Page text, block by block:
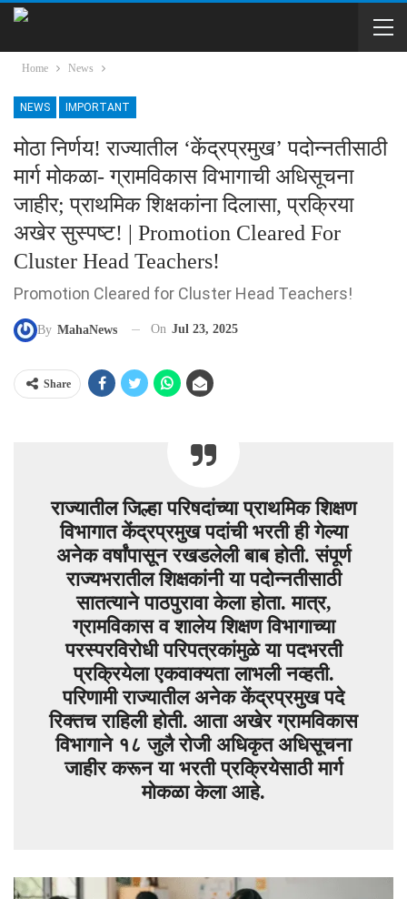
Home News
NEWS IMPORTANT
मोठा निर्णय! राज्यातील ‘केंद्रप्रमुख’ पदोन्नतीसाठी
मार्ग मोकळा- ग्रामविकास विभागाची अधिसूचना
जाहीर; प्राथमिक शिक्षकांना दिलासा, प्रक्रिया
अखेर सुस्पष्ट! | Promotion Cleared For
Cluster Head Teachers!
Promotion Cleared for Cluster Head Teachers!
By MahaNews On Jul 23, 2025
Share
राज्यातील जिल्हा परिषदांच्या प्राथमिक शिक्षण
विभागात केंद्रप्रमुख पदांची भरती ही गेल्या
अनेक वर्षांपासून रखडलेली बाब होती. संपूर्ण
राज्यभरातील शिक्षकांनी या पदोन्नतीसाठी
सातत्याने पाठपुरावा केला होता. मात्र,
ग्रामविकास व शालेय शिक्षण विभागाच्या
परस्परविरोधी परिपत्रकांमुळे या पदभरती
प्रक्रियेला एकवाक्यता लाभली नव्हती.
परिणामी राज्यातील अनेक केंद्रप्रमुख पदे
रिक्तच राहिली होती. आता अखेर ग्रामविकास
विभागाने १८ जुलै रोजी अधिकृत अधिसूचना
जाहीर करून या भरती प्रक्रियेसाठी मार्ग
मोकळा केला आहे.